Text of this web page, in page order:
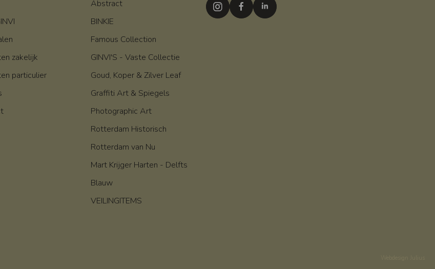
zakelijk
particulier
Abstract
BINKIE
Famous Collection
GINVI'S - Vaste Collectie
Goud, Koper & Zilver Leaf
Graffiti Art & Spiegels
Photographic Art
Rotterdam Historisch
Rotterdam van Nu
Mart Krijger Harten - Delfts
Blauw
VEILINGITEMS